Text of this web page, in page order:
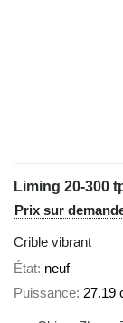
Liming 20-300
Prix sur
Crible vibrant
État neuf
Puissance 27.19